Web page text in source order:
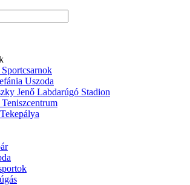
Uszoda
Jenő Labdarúgó Stadion